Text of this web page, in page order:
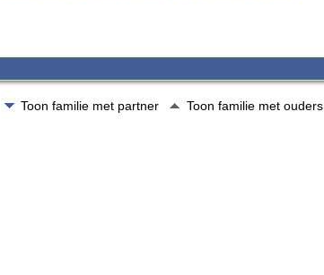
Toon familie met partner Toon familie met ouders